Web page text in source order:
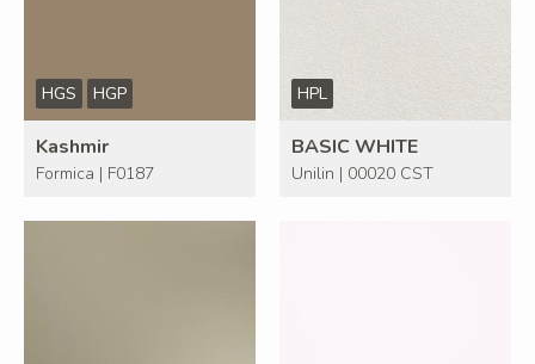
HGS HGP
Kashmir
Formica | F0187
HPL
BASIC WHITE
Unilin | 00020 CST